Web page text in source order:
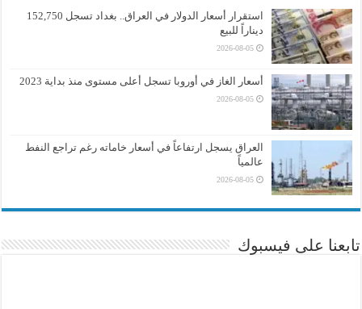
استقرار أسعار الدولار في العراق.. بغداد تسجل 152,750
ديناراً للبيع
2026-08-05
أسعار الغاز في أوروبا تسجل أعلى مستوى منذ بداية 2023
2026-08-05
العراق يسجل ارتفاعاً في أسعار خاماته رغم تراجع النفط
عالمياً
2026-08-05
تابعنا على فيسبوك